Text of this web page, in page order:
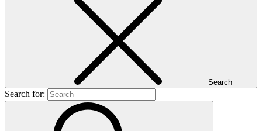
Search
Search for: